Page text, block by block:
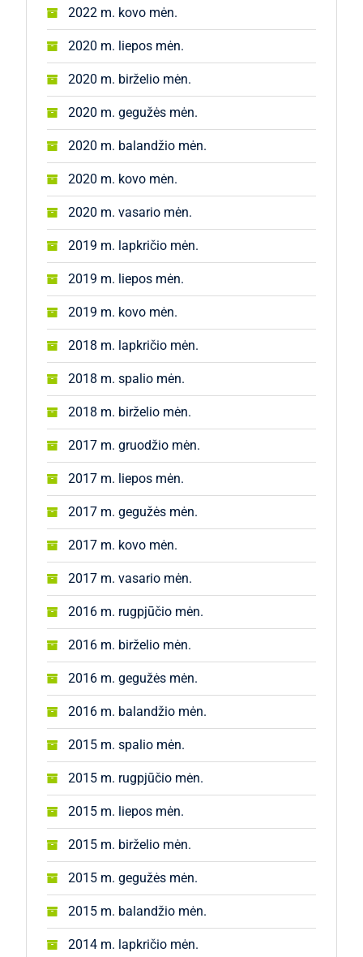
2022 m. kovo mėn.
2020 m. liepos mėn.
2020 m. birželio mėn.
2020 m. gegužės mėn.
2020 m. balandžio mėn.
2020 m. kovo mėn.
2020 m. vasario mėn.
2019 m. lapkričio mėn.
2019 m. liepos mėn.
2019 m. kovo mėn.
2018 m. lapkričio mėn.
2018 m. spalio mėn.
2018 m. birželio mėn.
2017 m. gruodžio mėn.
2017 m. liepos mėn.
2017 m. gegužės mėn.
2017 m. kovo mėn.
2017 m. vasario mėn.
2016 m. rugpjūčio mėn.
2016 m. birželio mėn.
2016 m. gegužės mėn.
2016 m. balandžio mėn.
2015 m. spalio mėn.
2015 m. rugpjūčio mėn.
2015 m. liepos mėn.
2015 m. birželio mėn.
2015 m. gegužės mėn.
2015 m. balandžio mėn.
2014 m. lapkričio mėn.